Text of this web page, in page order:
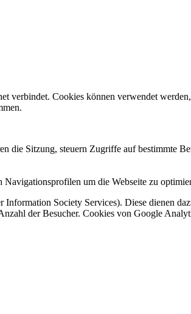
verbindet. Cookies können verwendet
die Sitzung, steuern Zugriffe auf bestimmte
um die Webseite zu
Society Services). Diese dienen
der Besucher. Cookies von Google